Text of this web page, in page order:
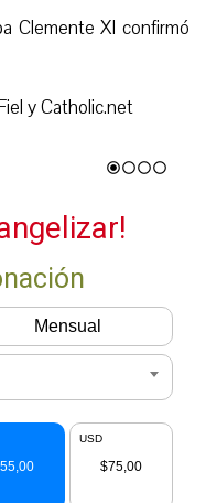
Clemente XI confirmó
y Catholic.net